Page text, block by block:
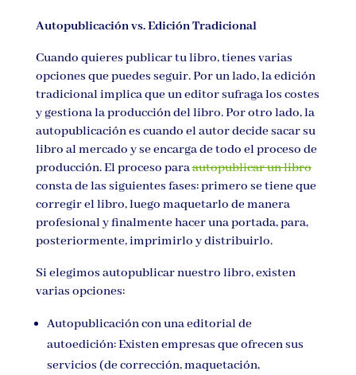
Autopublicación vs. Edición Tradicional
Cuando quieres publicar tu libro, tienes varias
opciones que puedes seguir. Por un lado, la edición
tradicional implica que un editor sufraga los costes
y gestiona la producción del libro. Por otro lado, la
autopublicación es cuando el autor decide sacar su
libro al mercado y se encarga de todo el proceso de
producción. El proceso paraautopublicar un libro
consta de las siguientes fases: primero se tiene que
corregir el libro, luego maquetarlo de manera
profesional y finalmente hacer una portada, para,
posteriormente, imprimirlo y distribuirlo.
Si elegimos autopublicar nuestro libro, existen
varias opciones:
Autopublicación con una editorial de
autoedición: Existen empresas que ofrecen sus
servicios (de corrección, maquetación,